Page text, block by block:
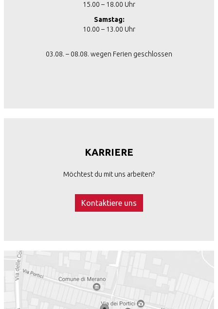
15.00 – 18.00 Uhr
Samstag:
10.00 – 13.00 Uhr
03.08. – 08.08. wegen Ferien geschlossen
KARRIERE
Möchtest du mit uns arbeiten?
Kontaktiere uns